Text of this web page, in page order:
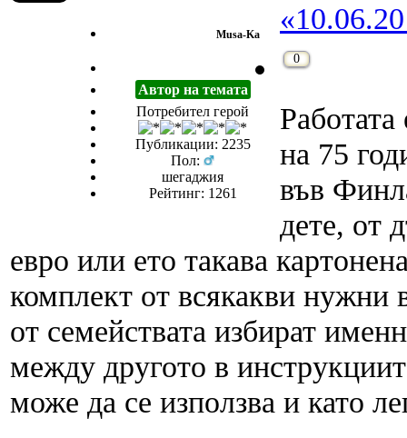
Musa-Ka
Автор на темата
Потребител герой
Публикации: 2235
Пол:
шегаджия
Рейтинг: 1261
0
на 75
във
дете, от
евро или ето такава
комплект от всякакви нужни
от семействата избират
между другото в
може да се използва и като